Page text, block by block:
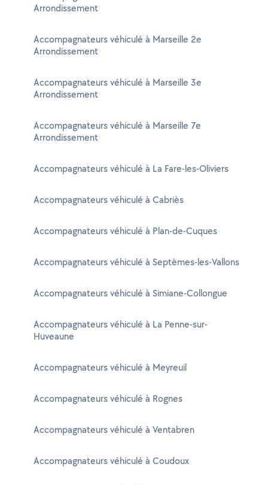
Arrondissement
Accompagnateurs véhiculé à Marseille 2e
Arrondissement
Accompagnateurs véhiculé à Marseille 3e
Arrondissement
Accompagnateurs véhiculé à Marseille 7e
Arrondissement
Accompagnateurs véhiculé à La Fare-les-Oliviers
Accompagnateurs véhiculé à Cabriès
Accompagnateurs véhiculé à Plan-de-Cuques
Accompagnateurs véhiculé à Septèmes-les-Vallons
Accompagnateurs véhiculé à Simiane-Collongue
Accompagnateurs véhiculé à La Penne-sur-
Huveaune
Accompagnateurs véhiculé à Meyreuil
Accompagnateurs véhiculé à Rognes
Accompagnateurs véhiculé à Ventabren
Accompagnateurs véhiculé à Coudoux